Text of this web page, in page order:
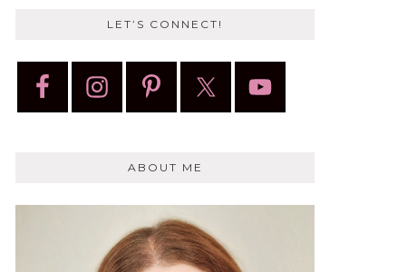
LET’S CONNECT!
ABOUT ME